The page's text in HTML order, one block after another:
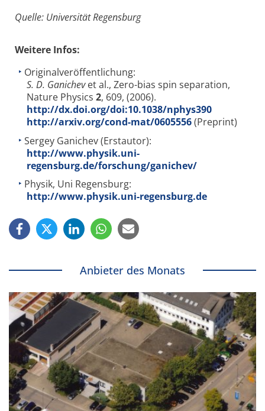
Quelle: Universität Regensburg
Weitere Infos:
Originalveröffentlichung:
S. D. Ganichevet al., Zero-bias spin separation,
Nature Physics 2, 609, (2006).
http://dx.doi.org/doi:10.1038/nphys390
http://arxiv.org/cond-mat/0605556(Preprint)
Sergey Ganichev (Erstautor):
http://www.physik.uni-
regensburg.de/forschung/ganichev/
Physik, Uni Regensburg:
http://www.physik.uni-regensburg.de
Anbieter des Monats